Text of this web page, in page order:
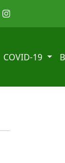
COVID-19